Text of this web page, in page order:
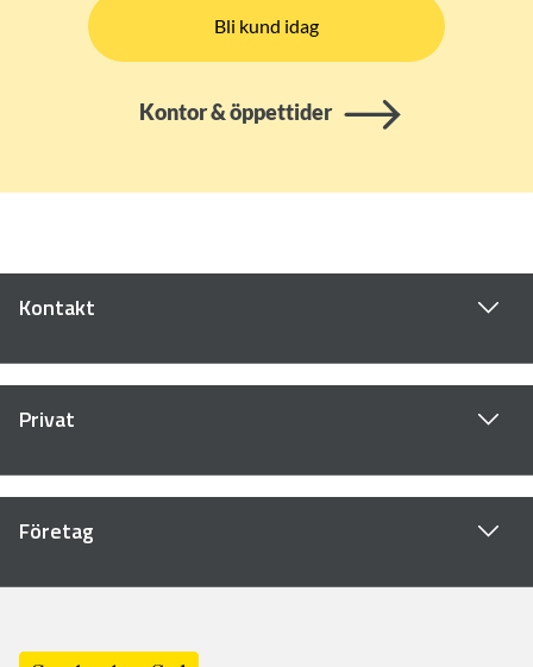
Bli kund idag
Kontor & öppettider
Kontakt
Privat
Företag